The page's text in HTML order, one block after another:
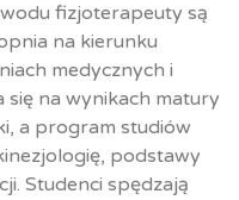
fizjoterapeuty są
na kierunku
medycznych i
na wynikach matury
a program studiów
podstawy
Studenci spędzają